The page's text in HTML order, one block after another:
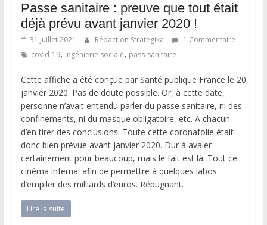
Passe sanitaire : preuve que tout était
déjà prévu avant janvier 2020 !
31 juillet 2021 Rédaction Strategika
1 Commentaire
covid-19, Ingénierie sociale, pass-sanitaire
Cette affiche a été conçue par Santé publique France le 20
janvier 2020. Pas de doute possible. Or, à cette date,
personne n’avait entendu parler du passe sanitaire, ni des
confinements, ni du masque obligatoire, etc. A chacun
d’en tirer des conclusions. Toute cette coronafolie était
donc bien prévue avant janvier 2020. Dur à avaler
certainement pour beaucoup, mais le fait est là. Tout ce
cinéma infernal afin de permettre à quelques labos
d’empiler des milliards d’euros. Répugnant.
Lire la suite